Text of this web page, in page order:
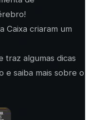
Caixa criaram um
traz algumas dicas
e saiba mais sobre o